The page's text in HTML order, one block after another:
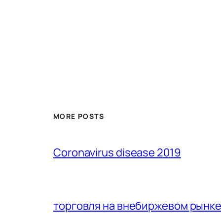
MORE POSTS
Coronavirus disease 2019
торговля на внебиржевом